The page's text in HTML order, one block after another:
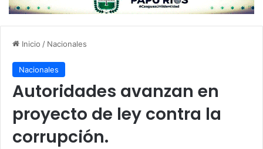
Inicio / Nacionales
Nacionales
Autoridades avanzan en
proyecto de ley contra la
corrupción.